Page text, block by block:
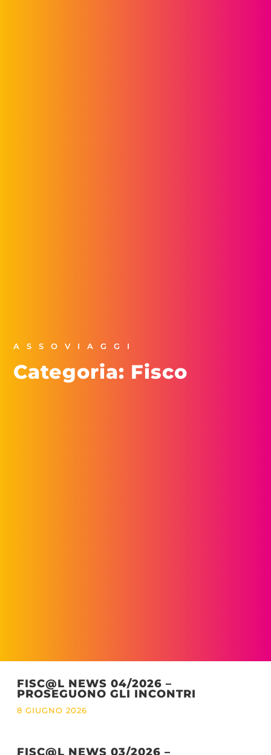
ASSOVIAGGI
Categoria: Fisco
FISC@L NEWS 04/2026 –
PROSEGUONO GLI INCONTRI
8 GIUGNO 2026
FISC@L NEWS 03/2026 –